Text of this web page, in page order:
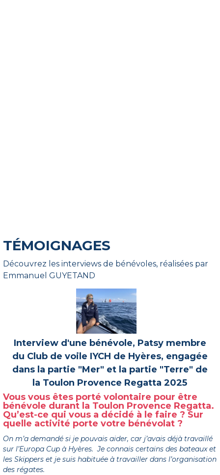
TÉMOIGNAGES
Découvrez les interviews de bénévoles, réalisées par
Emmanuel GUYETAND
Interview d'une bénévole, Patsy membre
du Club de voile IYCH de Hyères, engagée
dans la partie "Mer" et la partie "Terre" de
la Toulon Provence Regatta 2025
Vous vous êtes porté volontaire pour être
bénévole durant la Toulon Provence Regatta.
Qu’est-ce qui vous a décidé à le faire ? Sur
quelle activité porte votre bénévolat ?
On m’a demandé si je pouvais aider, car j’avais déjà travaillé
sur l’Europa Cup à Hyères. Je connais certains des bateaux et
les Skippers et je suis habituée à travailler dans l’organisation
des régates.